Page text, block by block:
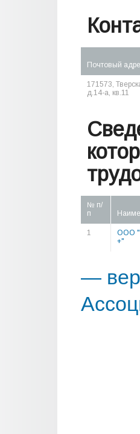
Почтовый
171573,
д.14-а, кв.11
№ п/
п
1
ООО
+"
—